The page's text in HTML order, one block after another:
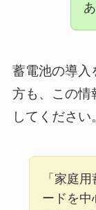
蓄電池の導入
方も、この情
してください
「家庭
ードを中